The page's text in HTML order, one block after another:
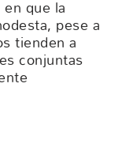
que la
pese a
tienden a
conjuntas